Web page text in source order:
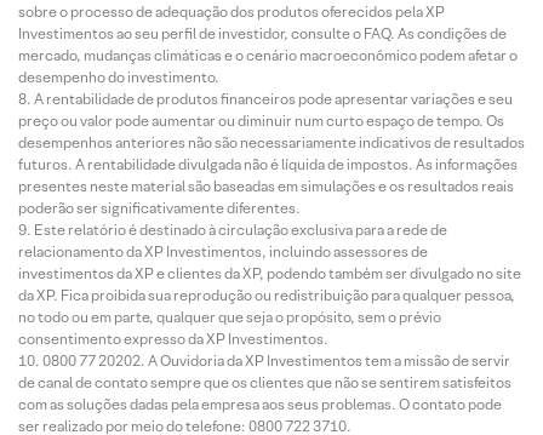
sobre o processo de adequação dos produtos oferecidos pela XP
Investimentos ao seu perfil de investidor, consulte o FAQ. As condições de
mercado, mudanças climáticas e o cenário macroeconômico podem afetar o
desempenho do investimento.
A rentabilidade de produtos financeiros pode apresentar variações e seu
preço ou valor pode aumentar ou diminuir num curto espaço de tempo. Os
desempenhos anteriores não são necessariamente indicativos de resultados
futuros. A rentabilidade divulgada não é líquida de impostos. As informações
presentes neste material são baseadas em simulações e os resultados reais
poderão ser significativamente diferentes.
Este relatório é destinado à circulação exclusiva para a rede de
relacionamento da XP Investimentos, incluindo assessores de
investimentos da XP e clientes da XP, podendo também ser divulgado no site
da XP. Fica proibida sua reprodução ou redistribuição para qualquer pessoa,
no todo ou em parte, qualquer que seja o propósito, sem o prévio
consentimento expresso da XP Investimentos.
0800 77 20202. A Ouvidoria da XP Investimentos tem a missão de servir
de canal de contato sempre que os clientes que não se sentirem satisfeitos
com as soluções dadas pela empresa aos seus problemas. O contato pode
ser realizado por meio do telefone: 0800 722 3710.